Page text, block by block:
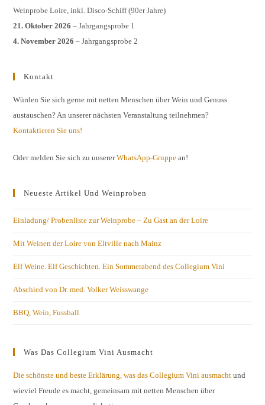
Weinprobe Loire, inkl. Disco-Schiff (90er Jahre)
21. Oktober 2026 – Jahrgangsprobe 1
4. November 2026 – Jahrgangsprobe 2
Kontakt
Würden Sie sich gerne mit netten Menschen über Wein und Genuss
austauschen? An unserer nächsten Veranstaltung teilnehmen?
Kontaktieren Sie uns!
Oder melden Sie sich zu unsererWhatsApp-Gruppe an!
Neueste Artikel Und Weinproben
Einladung/ Probenliste zur Weinprobe – Zu Gast an der Loire
Mit Weinen der Loire von Eltville nach Mainz
Elf Weine. Elf Geschichten. Ein Sommerabend des Collegium Vini
Abschied von Dr. med. Volker Weisswange
BBQ, Wein, Fussball
Was Das Collegium Vini Ausmacht
Die schönste und beste Erklärung, was das Collegium Vini ausmacht und
wieviel Freude es macht, gemeinsam mit netten Menschen über